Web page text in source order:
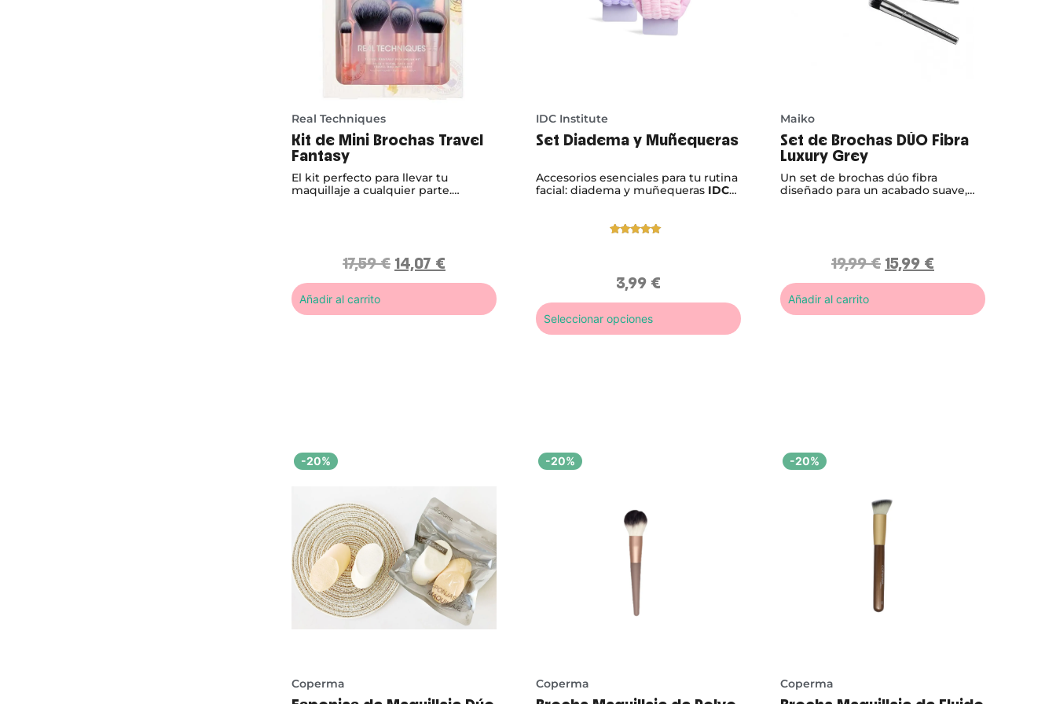
Real Techniques
Kit de Mini Brochas Travel
Fantasy
El kit perfecto para llevar tu
maquillaje a cualquier parte.
17,59€ 14,07 €
Añadir al carrito
IDC Institute
Set Diadema y Muñequeras
Accesorios esenciales para tu rutina
facial: diadema y muñequeras IDC
valoración
de un
3,99 €
Seleccionar opciones
Maiko
Set de Brochas DÚO Fibra
Luxury Grey
Un set de brochas dúo fibra
diseñado para un acabado suave,
19,99€ 15,99 €
Añadir al carrito
-20%
Coperma
-20%
Coperma
-20%
Coperma